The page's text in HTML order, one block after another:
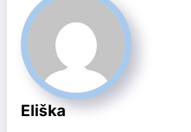
Eliška